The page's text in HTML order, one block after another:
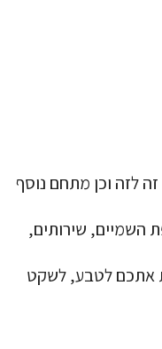
לזה וכן מתחם נוסף
השמיים, שירותים,
אתכם לטבע, לשקט